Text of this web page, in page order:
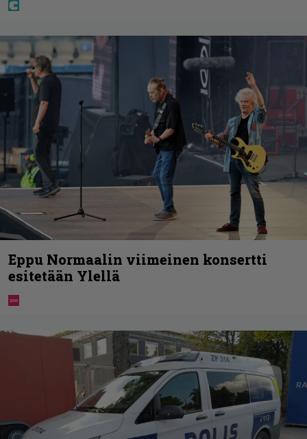
Eppu Normaalin viimeinen konsertti
esitetään Ylellä